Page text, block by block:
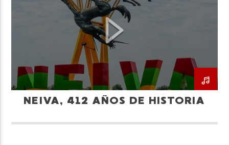
CANCIÓN ACTUAL
NEIVA, 412 AÑOS DE HISTORIA